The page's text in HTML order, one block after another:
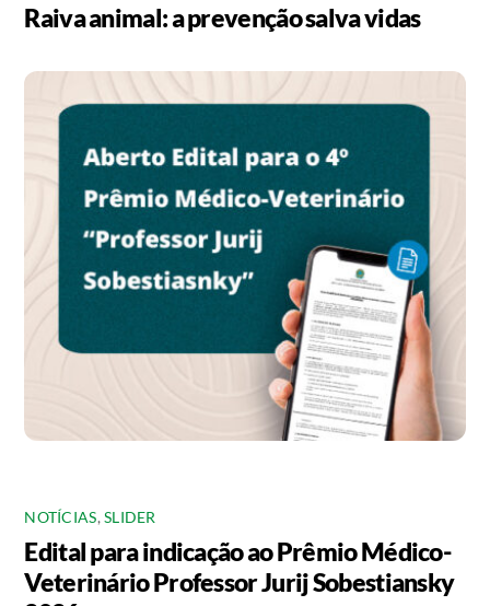
Raiva animal: a prevenção salva vidas
NOTÍCIAS,SLIDER
Edital para indicação ao Prêmio Médico-
Veterinário Professor Jurij Sobestiansky